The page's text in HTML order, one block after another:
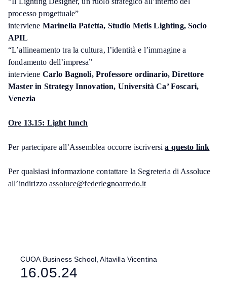
processo progettuale”
interviene Marinella Patetta, Studio Metis Lighting, Socio
APIL
“L’allineamento tra la cultura, l’identità e l’immagine a
fondamento dell’impresa”
interviene Carlo Bagnoli, Professore ordinario, Direttore
Master in Strategy Innovation, Università Ca’ Foscari,
Venezia
Ore 13.15: Light lunch
Per partecipare all’Assemblea occorre iscriversia questo link
Per qualsiasi informazione contattare la Segreteria di Assoluce
all’indirizzoassoluce@federlegnoarredo.it
CUOA Business School, Altavilla Vicentina
16.05.24